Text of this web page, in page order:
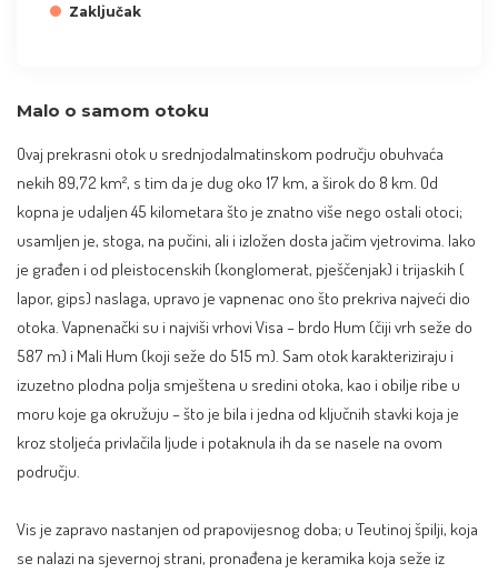
Zaključak
Malo o samom otoku
Ovaj prekrasni otok u srednjodalmatinskom području obuhvaća
nekih 89,72 km², s tim da je dug oko 17 km, a širok do 8 km. Od
kopna je udaljen 45 kilometara što je znatno više nego ostali otoci;
usamljen je, stoga, na pučini, ali i izložen dosta jačim vjetrovima. Iako
je građen i od pleistocenskih (konglomerat, pješčenjak) i trijaskih (
lapor, gips) naslaga, upravo je vapnenac ono što prekriva najveći dio
otoka. Vapnenački su i najviši vrhovi Visa – brdo Hum (čiji vrh seže do
587 m) i Mali Hum (koji seže do 515 m). Sam otok karakteriziraju i
izuzetno plodna polja smještena u sredini otoka, kao i obilje ribe u
moru koje ga okružuju – što je bila i jedna od ključnih stavki koja je
kroz stoljeća privlačila ljude i potaknula ih da se nasele na ovom
području.
Vis je zapravo nastanjen od prapovijesnog doba; u Teutinoj špilji, koja
se nalazi na sjevernoj strani, pronađena je keramika koja seže iz